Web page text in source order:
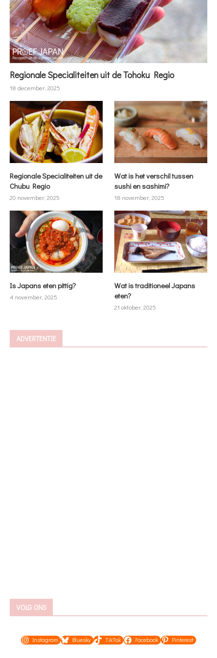
Regionale Specialiteiten uit de Tohoku Regio
18 december, 2025
Regionale Specialiteiten uit de
Chubu Regio
20 november, 2025
Wat is het verschil tussen
sushi en sashimi?
18 november, 2025
Is Japans eten pittig?
4 november, 2025
Wat is traditioneel Japans
eten?
21 oktober, 2025
ADVERTENTIE
VOLG ONS
Instagram Bluesky TikTok Facebook Pinterest